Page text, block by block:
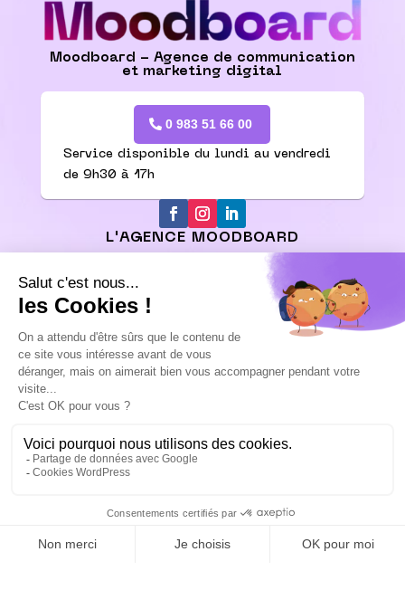
Moodboard - Agence de communication
et marketing digital
0 983 51 66 00
Service disponible du lundi au vendredi
de 9h30 à 17h
L'AGENCE MOODBOARD
Nos certifications
Site web vitrine
Agence WordPress